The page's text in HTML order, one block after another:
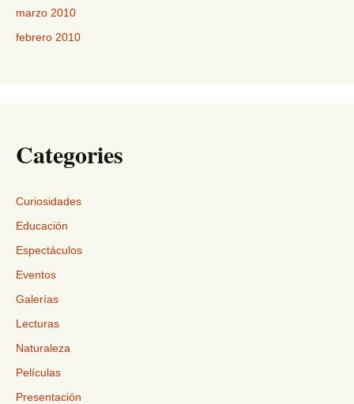
marzo 2010
febrero 2010
Categories
Curiosidades
Educación
Espectáculos
Eventos
Galerías
Lecturas
Naturaleza
Películas
Presentación